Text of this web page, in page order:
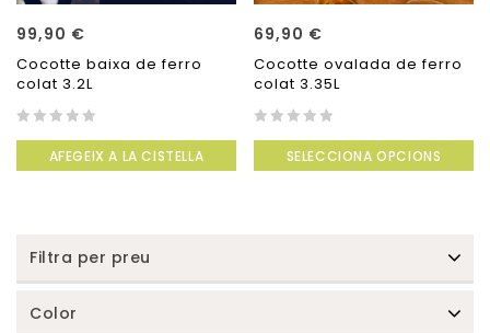
99,90 €
Cocotte baixa de ferro
colat 3.2L
of
AFEGEIX A LA CISTELLA
69,90 €
Cocotte ovalada de ferro
colat 3.35L
of
SELECCIONA OPCIONS
Filtra per preu
Color